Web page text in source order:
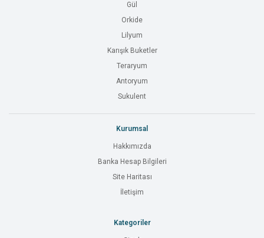
Gül
Orkide
Lilyum
Karışık Buketler
Teraryum
Antoryum
Sukulent
Kurumsal
Hakkımızda
Banka Hesap Bilgileri
Site Haritası
İletişim
Kategoriler